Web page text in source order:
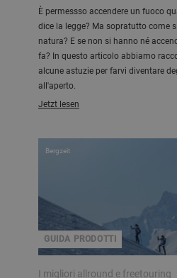
È permessso accendere un fuoco
dice la legge? Ma sopratutto come
natura? E se non si hanno né
fa? In questo articolo abbiamo
alcune astuzie per farvi diventare
all'aperto.
Jetzt lesen
GUIDA PRODOTTI
Bergzeit
I migliori allround e freetouring